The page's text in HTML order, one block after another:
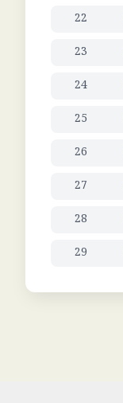
22
23
24
25
26
27
28
29